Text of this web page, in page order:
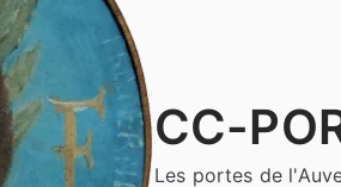
CC-
Les portes de